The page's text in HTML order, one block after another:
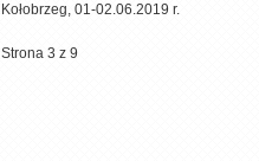
Kołobrzeg, 01-02.06.2019 r.
Strona 3 z 9